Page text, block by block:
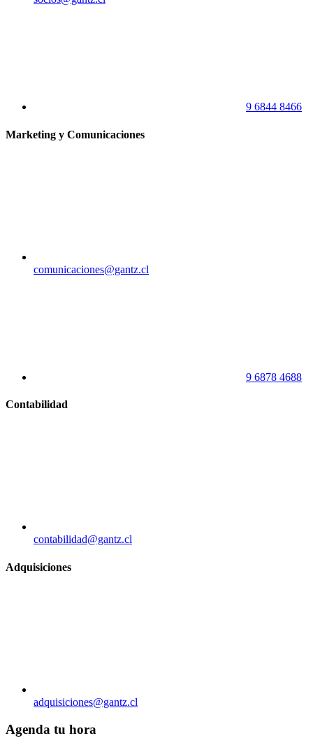
9 6844 8466
Marketing y Comunicaciones
comunicaciones@gantz.cl
9 6878 4688
Contabilidad
contabilidad@gantz.cl
Adquisiciones
adquisiciones@gantz.cl
Agenda tu hora